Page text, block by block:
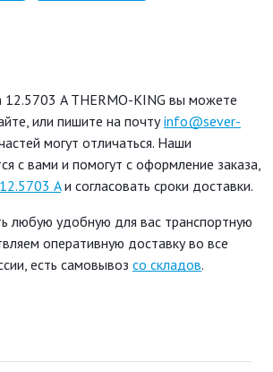
12.5703 A THERMO-KING вы можете
или пишите на почтуinfo@sever-
могут отличаться. Наши
с вами и помогут с оформление заказа,
12.5703 Aи согласовать сроки доставки.
любую удобную для вас транспортную
оперативную доставку во все
есть самовывоз со складов.